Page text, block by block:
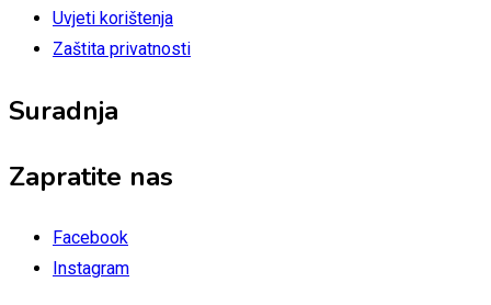
Uvjeti korištenja
Zaštita privatnosti
Suradnja
Zapratite nas
Facebook
Instagram